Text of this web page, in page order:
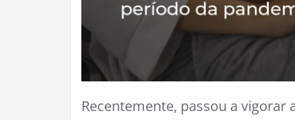
Recentemente, passou a vigorar